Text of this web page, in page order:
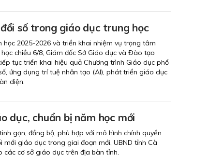
số trong giáo dục trung học
2025-2026 và triển khai nhiệm vụ trọng tâm
chiều 6/8, Giám đốc Sở Giáo dục và Đào tạo
tục triển khai hiệu quả Chương trình Giáo dục phổ
ứng dụng trí tuệ nhân tạo (AI), phát triển giáo dục
diện.
dục, chuẩn bị năm học mới
gọn, đồng bộ, phù hợp với mô hình chính quyền
giáo dục trong giai đoạn mới, UBND tỉnh Cà
cơ sở giáo dục trên địa bàn tỉnh.